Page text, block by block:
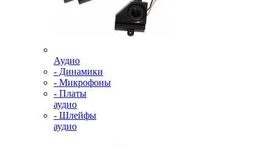
Аудио
- Динамики
- Микрофоны
- Платы
аудио
- Шлейфы
аудио